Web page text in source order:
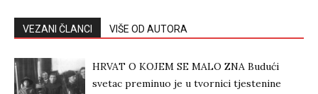
VEZANI ČLANCI VIŠE OD AUTORA
HRVAT O KOJEM SE MALO ZNA Budući
svetac preminuo je u tvornici tjestenine